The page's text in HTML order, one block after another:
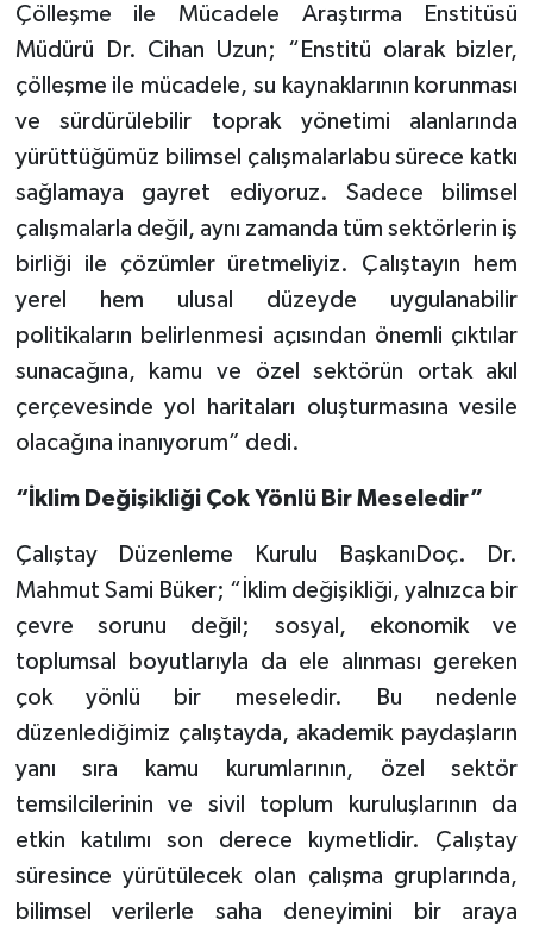
Çölleşme ile Mücadele Araştırma Enstitüsü
Müdürü Dr. Cihan Uzun; “Enstitü olarak bizler,
çölleşme ile mücadele, su kaynaklarının korunması
ve sürdürülebilir toprak yönetimi alanlarında
yürüttüğümüz bilimsel çalışmalarlabu sürece katkı
sağlamaya gayret ediyoruz. Sadece bilimsel
çalışmalarla değil, aynı zamanda tüm sektörlerin iş
birliği ile çözümler üretmeliyiz. Çalıştayın hem
yerel hem ulusal düzeyde uygulanabilir
politikaların belirlenmesi açısından önemli çıktılar
sunacağına, kamu ve özel sektörün ortak akıl
çerçevesinde yol haritaları oluşturmasına vesile
olacağına inanıyorum” dedi.
“İklim Değişikliği Çok Yönlü Bir Meseledir”
Çalıştay Düzenleme Kurulu BaşkanıDoç. Dr.
Mahmut Sami Büker; “İklim değişikliği, yalnızca bir
çevre sorunu değil; sosyal, ekonomik ve
toplumsal boyutlarıyla da ele alınması gereken
çok yönlü bir meseledir. Bu nedenle
düzenlediğimiz çalıştayda, akademik paydaşların
yanı sıra kamu kurumlarının, özel sektör
temsilcilerinin ve sivil toplum kuruluşlarının da
etkin katılımı son derece kıymetlidir. Çalıştay
süresince yürütülecek olan çalışma gruplarında,
bilimsel verilerle saha deneyimini bir araya